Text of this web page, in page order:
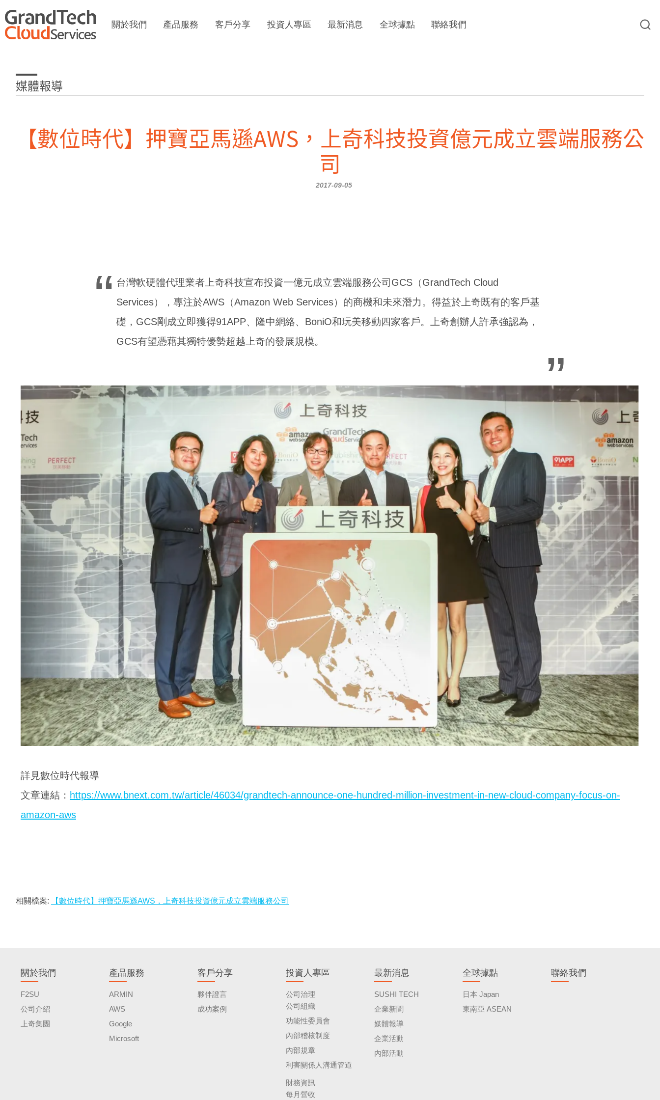
關於我們 產品服務 客戶分享 投資人專區 最新消息 全球據點 聯絡我們
媒體報導
【數位時代】押寶亞馬遜AWS，上奇科技投資億元成立雲端服務公
司
2017-09-05
台灣軟硬體代理業者上奇科技宣布投資一億元成立雲端服務公司GCS（GrandTech Cloud
Services），專注於AWS（Amazon Web Services）的商機和未來潛力。得益於上奇既有的客戶基
礎，GCS剛成立即獲得91APP、隆中網絡、BoniO和玩美移動四家客戶。上奇創辦人許承強認為，
GCS有望憑藉其獨特優勢超越上奇的發展規模。
詳見數位時代報導
文章連結： https://www.bnext.com.tw/article/46034/grandtech-announce-one-hundred-million-investment-in-new-cloud-company-focus-on-
amazon-aws
相關檔案: 【數位時代】押寶亞馬遜AWS，上奇科技投資億元成立雲端服務公司
關於我們
F2SU
公司介紹
上奇集團
產品服務
ARMIN
AWS
Google
Microsoft
客戶分享
夥伴證言
成功案例
投資人專區
公司治理
公司組織
功能性委員會
內部稽核制度
內部規章
利害關係人溝通管道
財務資訊
每月營收
最新消息
SUSHI TECH
企業新聞
媒體報導
企業活動
內部活動
全球據點
日本 Japan
東南亞 ASEAN
聯絡我們